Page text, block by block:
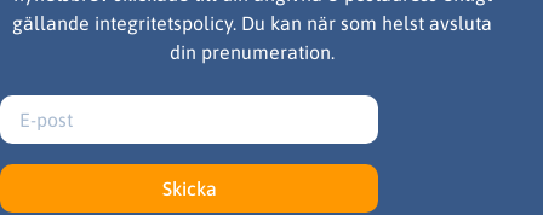
gällande integritetspolicy. Du kan när som helst avsluta
din prenumeration.
Skicka